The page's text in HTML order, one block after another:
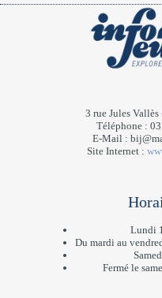
3 rue Jules
Téléphone :
E-Mail :
Site Internet :
Lundi
Du mardi au
Fermé le